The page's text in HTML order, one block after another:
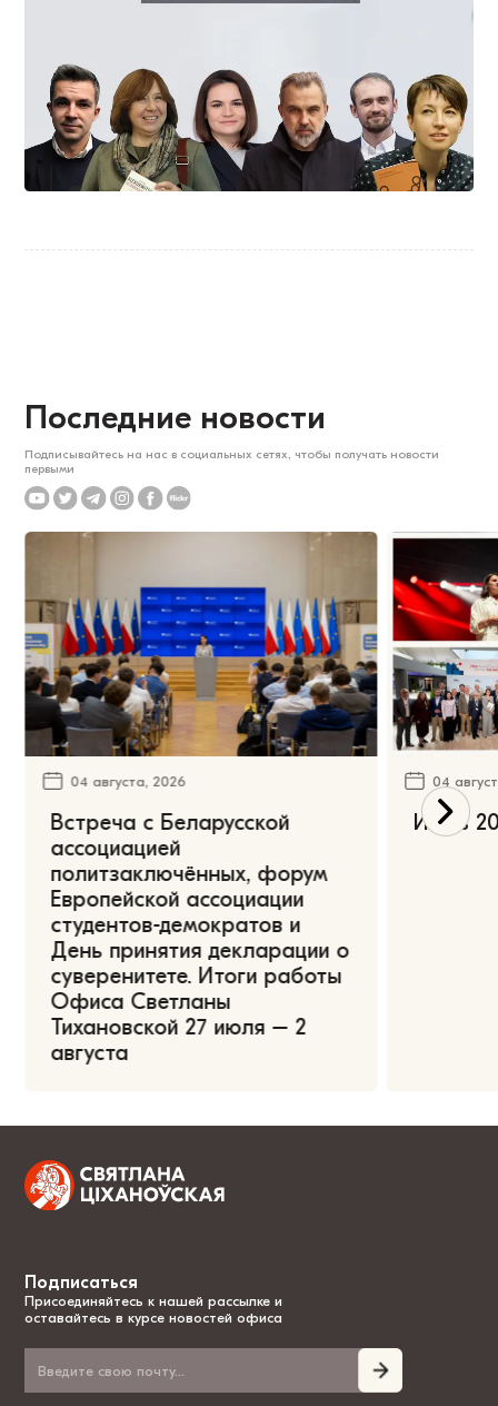
Последние новости
Подписывайтесь на нас в социальных сетях, чтобы получать новости
первыми
04 августа, 2026
Встреча с Беларусской
ассоциацией
политзаключённых, форум
Европейской ассоциации
студентов-демократов и
День принятия декларации о
суверенитете. Итоги работы
Офиса Светланы
Тихановской 27 июля – 2
августа
04
Июль
Подписаться
Присоединяйтесь к нашей рассылке и
оставайтесь в курсе новостей офиса